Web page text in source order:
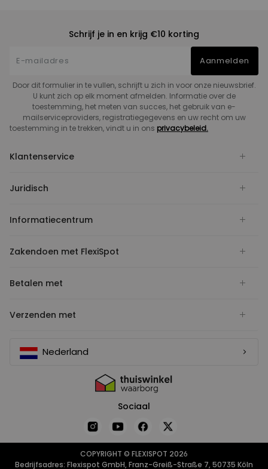
Schrijf je in en krijg €10 korting
Aanmelden
Door dit formulier in te vullen, schrijft u zich in voor onze nieuwsbrief.
U kunt zich op elk moment afmelden. Informatie over de
toestemming, het meten van succes, het gebruik van e-
mailserviceproviders, registratiegegevens en uw recht om uw
toestemming in te trekken, vindt u in ons privacybeleid.
Klantenservice
Juridisch
Informatiecentrum
Zakendoen met FlexiSpot
Betalen met
Verzenden met
Nederland
Sociaal
COPYRIGHT © FLEXISPOT 2026
Bedrijfsadres: Flexispot GmbH, Franz-Greiß-Straße 7, 50735 Köln